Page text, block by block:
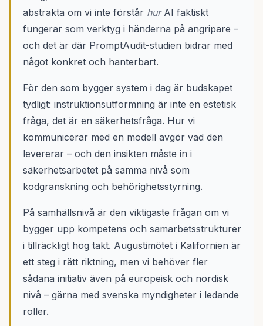
abstrakta om vi inte förstår hurAI faktiskt
fungerar som verktyg i händerna på angripare –
och det är där PromptAudit-studien bidrar med
något konkret och hanterbart.
För den som bygger system i dag är budskapet
tydligt: instruktionsutformning är inte en estetisk
fråga, det är en säkerhetsfråga. Hur vi
kommunicerar med en modell avgör vad den
levererar – och den insikten måste in i
säkerhetsarbetet på samma nivå som
kodgranskning och behörighetsstyrning.
På samhällsnivå är den viktigaste frågan om vi
bygger upp kompetens och samarbetsstrukturer
i tillräckligt hög takt. Augustimötet i Kalifornien är
ett steg i rätt riktning, men vi behöver fler
sådana initiativ även på europeisk och nordisk
nivå – gärna med svenska myndigheter i ledande
roller.